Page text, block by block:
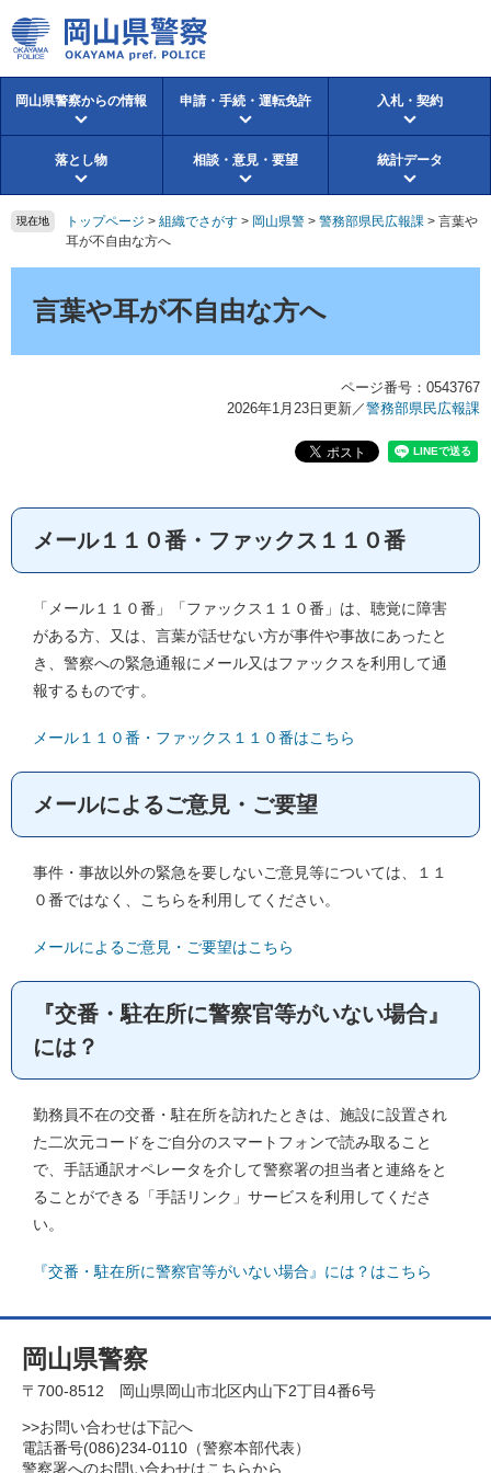
ー
ジ
の
ニ
ュ
ー
て
本
へ
岡山県警察からの情報 申請・手続・運転免許 入札・契約
落とし物 相談・意見・要望 統計データ
現在地 トップページ > 組織でさがす > 岡山県警 > 警務部県民広報課 > 言葉や
耳が不自由な方へ
言葉や耳が不自由な方へ
ページ番号：0543767
2026年1月23日更新 ／警務部県民広報課
メール１１０番・ファックス１１０番
「メール１１０番」「ファックス１１０番」は、聴覚に障害
がある方、又は、言葉が話せない方が事件や事故にあったと
き、警察への緊急通報にメール又はファックスを利用して通
報するものです。
メール１１０番・ファックス１１０番はこちら
メールによるご意見・ご要望
事件・事故以外の緊急を要しないご意見等については、１１
０番ではなく、こちらを利用してください。
メールによるご意見・ご要望はこちら
『交番・駐在所に警察官等がいない場合』
には？
勤務員不在の交番・駐在所を訪れたときは、施設に設置され
た二次元コードをご自分のスマートフォンで読み取ること
で、手話通訳オペレータを介して警察署の担当者と連絡をと
ることができる「手話リンク」サービスを利用してくださ
い。
『交番・駐在所に警察官等がいない場合』には？はこちら
岡山県警察
〒700-8512 岡山県岡山市北区内山下2丁目4番6号
>>お問い合わせは下記へ
電話番号(086)234-0110（警察本部代表）
警察署へのお問い合わせはこちらから